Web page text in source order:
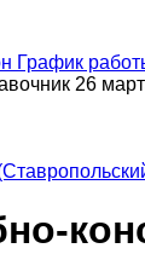
График
26